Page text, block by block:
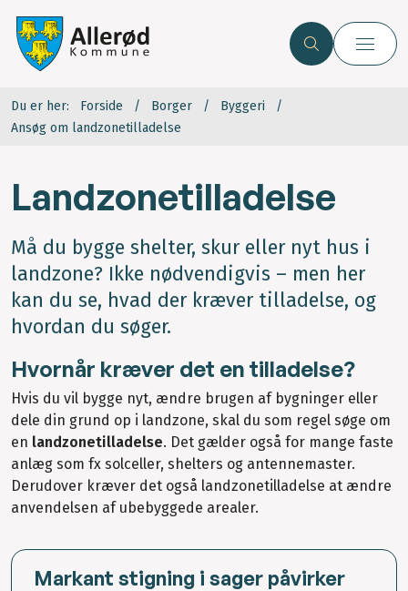
Du er her: Forside Borger
Byggeri
Ansøg om landzonetilladelse
Landzonetilladelse
Må du bygge shelter, skur eller nyt hus i
landzone? Ikke nødvendigvis – men her
kan du se, hvad der kræver tilladelse, og
hvordan du søger.
Hvornår kræver det en tilladelse?
Hvis du vil bygge nyt, ændre brugen af bygninger eller
dele din grund op i landzone, skal du som regel søge om
en landzonetilladelse. Det gælder også for mange faste
anlæg som fx solceller, shelters og antennemaster.
Derudover kræver det også landzonetilladelse at ændre
anvendelsen af ubebyggede arealer.
Markant stigning i sager påvirker